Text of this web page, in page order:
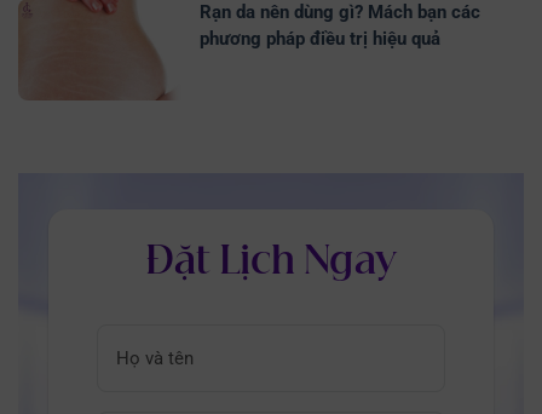
Rạn da nên dùng gì? Mách bạn các
phương pháp điều trị hiệu quả
Đặt Lịch Ngay